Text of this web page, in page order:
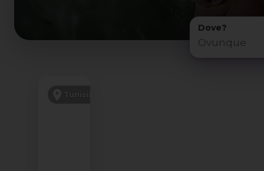
Dove?
Tunisia